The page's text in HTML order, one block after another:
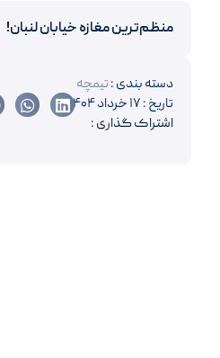
منظم‌ترین مغازه خیابان لنبان!
دسته بندی :تیمچه
تاریخ : ۱۷ خرداد ۱۴۰۴
اشتراک گذاری :